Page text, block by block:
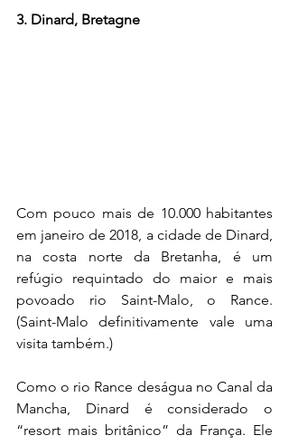
3. Dinard, Bretagne
Com pouco mais de 10.000 habitantes
em janeiro de 2018, a cidade de Dinard,
na costa norte da Bretanha, é um
refúgio requintado do maior e mais
povoado rio Saint-Malo, o Rance.
(Saint-Malo definitivamente vale uma
visita também.)
Como o rio Rance deságua no Canal da
Mancha, Dinard é considerado o
“resort mais britânico” da França. Ele